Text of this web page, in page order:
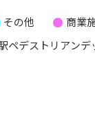
その他 商業
ペデストリアンデ